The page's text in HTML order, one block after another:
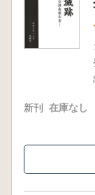
新刊 在庫なし